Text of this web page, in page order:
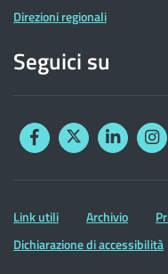
Direzioni regionali
Seguici su
FacebookTwitterLinkedin
Altre
informazioni
Link utili Archivio
Dichiarazione di accessibilità